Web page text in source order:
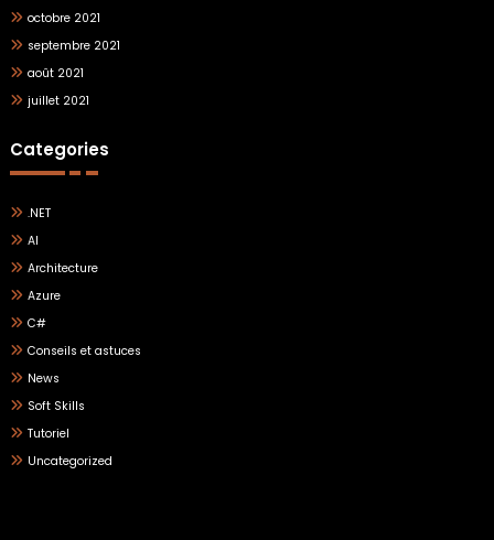
octobre 2021
septembre 2021
août 2021
juillet 2021
Categories
.NET
AI
Architecture
Azure
C#
Conseils et astuces
News
Soft Skills
Tutoriel
Uncategorized